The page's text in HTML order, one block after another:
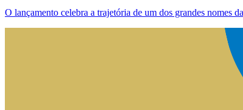
O lançamento celebra a trajetória de um dos grandes nomes